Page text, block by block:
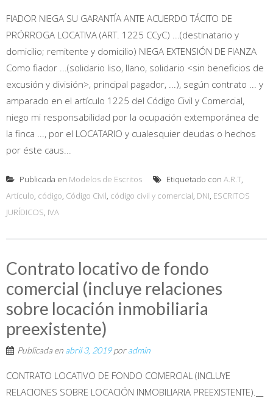
FIADOR NIEGA SU GARANTÍA ANTE ACUERDO TÁCITO DE
PRÓRROGA LOCATIVA (ART. 1225 CCyC) ...(destinatario y
domicilio; remitente y domicilio) NIEGA EXTENSIÓN DE FIANZA
Como fiador ...(solidario liso, llano, solidario <sin beneficios de
excusión y división>, principal pagador, ...), según contrato ... y
amparado en el artículo 1225 del Código Civil y Comercial,
niego mi responsabilidad por la ocupación extemporánea de
la finca ..., por el LOCATARIO y cualesquier deudas o hechos
por éste caus...
Publicada en Modelos de Escritos Etiquetado con A.R.T,
Artículo, código, Código Civil, código civil y comercial, DNI, ESCRITOS
JURÍDICOS, IVA
Contrato locativo de fondo
comercial (incluye relaciones
sobre locación inmobiliaria
preexistente)
Publicada en abril 3, 2019poradmin
CONTRATO LOCATIVO DE FONDO COMERCIAL (INCLUYE
RELACIONES SOBRE LOCACIÓN INMOBILIARIA PREEXISTENTE).__